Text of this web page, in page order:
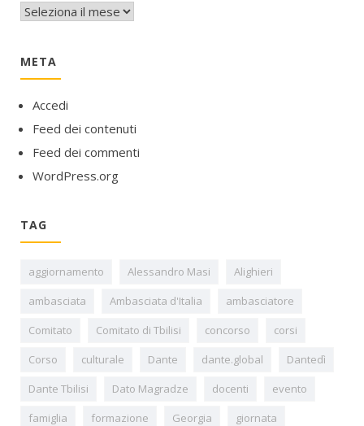
Archivi
META
Accedi
Feed dei contenuti
Feed dei commenti
WordPress.org
TAG
aggiornamento Alessandro Masi
Alighieri
ambasciata
Ambasciata d'Italia
ambasciatore
Comitato
Comitato di Tbilisi concorso
corsi
Corso
culturale Dante dante.global
Dantedì
Dante Tbilisi
Dato Magradze docenti
evento
famiglia
formazione Georgia
giornata